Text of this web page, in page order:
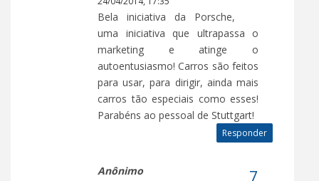
Bela iniciativa da Porsche,
uma iniciativa que ultrapassa o
marketing e atinge o
autoentusiasmo! Carros são feitos
para usar, para dirigir, ainda mais
carros tão especiais como esses!
Parabéns ao pessoal de Stuttgart!
Responder
Anônimo